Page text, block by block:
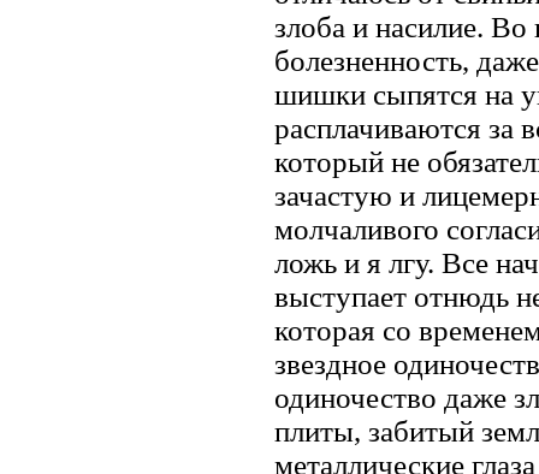
злоба и насилие. Во
болезненность,
шишки сыпятся на
расплачиваются за
который не
зачастую и
молчаливого
ложь и я лгу. Все
выступает отнюдь
которая со
звездное
одиночество даже
плиты, забитый
металлические